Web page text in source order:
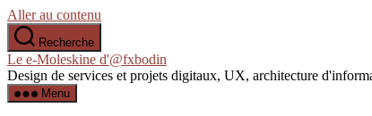
Aller au contenu
Recherche
Le e-Moleskine d'@fxbodin
Design de services et projets digitaux, UX, architecture
Menu